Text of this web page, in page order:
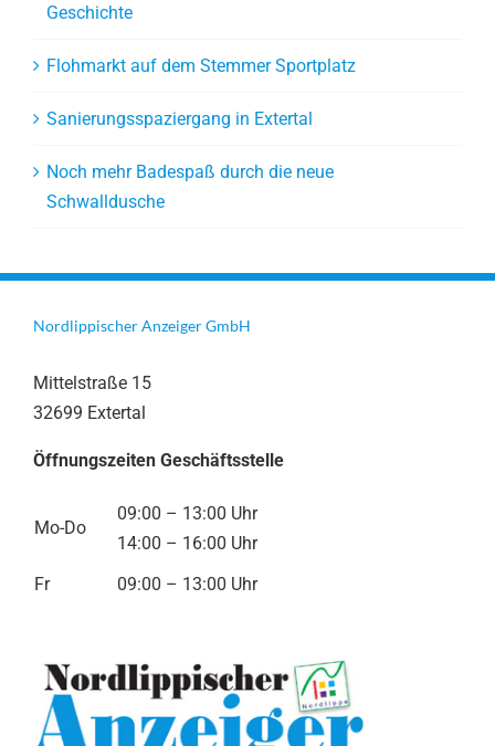
Geschichte
Flohmarkt auf dem Stemmer Sportplatz
Sanierungsspaziergang in Extertal
Noch mehr Badespaß durch die neue
Schwalldusche
Nordlippischer Anzeiger GmbH
Mittelstraße 15
32699 Extertal
Öffnungszeiten Geschäftsstelle
Mo-Do
09:00 – 13:00 Uhr
14:00 – 16:00 Uhr
Fr
09:00 – 13:00 Uhr